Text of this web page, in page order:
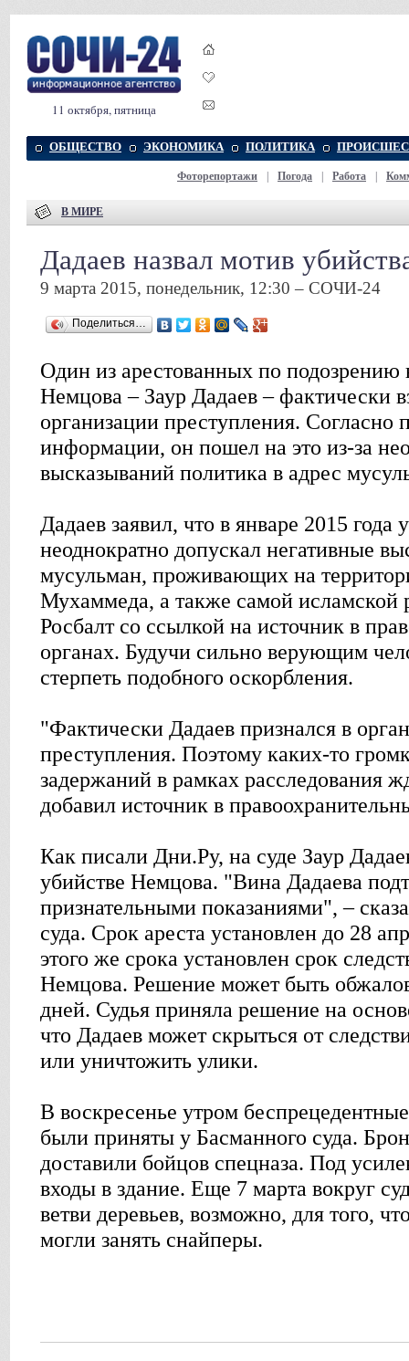
11 октября, пятница
ОБЩЕСТВО ЭКОНОМИКА ПОЛИТИКА
Фоторепортажи Погода Работа
В МИРЕ
Дадаев назвал мотив
9 марта 2015, понедельник, 12:30 – СОЧИ-24
Поделиться…
Один из арестованных по подозрению
Немцова – Заур Дадаев – фактически
организации преступления. Согласно
информации, он пошел на это из-за
высказываний политика в адрес
Дадаев заявил, что в январе 2015
неоднократно допускал негативные
мусульман, проживающих на
Мухаммеда, а также самой исламской
Росбалт со ссылкой на источник в
органах. Будучи сильно верующим
стерпеть подобного оскорбления.
"Фактически Дадаев признался в
преступления. Поэтому каких-то
задержаний в рамках расследования
добавил источник в
Как писали Дни.Ру, на суде Заур
убийстве Немцова. "Вина Дадаева
признательными показаниями", –
суда. Срок ареста установлен до 28
этого же срока установлен срок
Немцова. Решение может быть
дней. Судья приняла решение на
что Дадаев может скрыться от
или уничтожить улики.
В воскресенье утром
были приняты у Басманного суда.
доставили бойцов спецназа. Под
входы в здание. Еще 7 марта вокруг
ветви деревьев, возможно, для того,
могли занять снайперы.